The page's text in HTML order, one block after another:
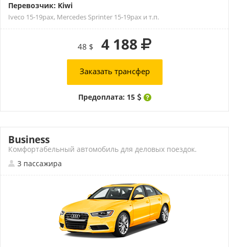
Перевозчик: Kiwi
Iveco 15-19pax, Mercedes Sprinter 15-19pax и т.п.
48 $ 4 188
Заказать трансфер
Предоплата: 15
Business
Комфортабельный автомобиль для деловых поездок.
3 пассажира